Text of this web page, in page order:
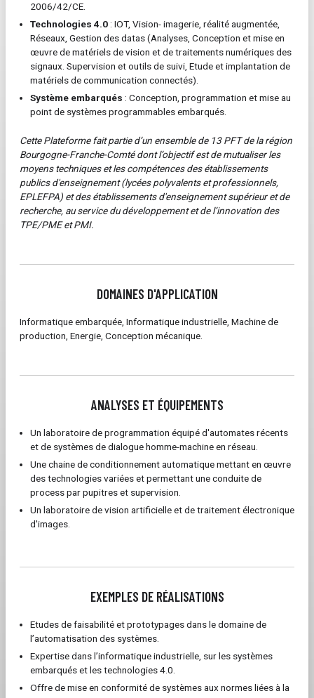
2006/42/CE.
Technologies 4.0 : IOT, Vision- imagerie, réalité augmentée,
Réseaux, Gestion des datas (Analyses, Conception et mise en
œuvre de matériels de vision et de traitements numériques des
signaux. Supervision et outils de suivi, Etude et implantation de
matériels de communication connectés).
Système embarqués : Conception, programmation et mise au
point de systèmes programmables embarqués.
Cette Plateforme fait partie d’un ensemble de 13 PFT de la région
Bourgogne-Franche-Comté dont l’objectif est de mutualiser les
moyens techniques et les compétences des établissements
publics d'enseignement (lycées polyvalents et professionnels,
EPLEFPA) et des établissements d'enseignement supérieur et de
recherche, au service du développement et de l’innovation des
TPE/PME et PMI.
DOMAINES D'APPLICATION
Informatique embarquée, Informatique industrielle, Machine de
production, Energie, Conception mécanique.
ANALYSES ET ÉQUIPEMENTS
Un laboratoire de programmation équipé d'automates récents
et de systèmes de dialogue homme-machine en réseau.
Une chaine de conditionnement automatique mettant en œuvre
des technologies variées et permettant une conduite de
process par pupitres et supervision.
Un laboratoire de vision artificielle et de traitement électronique
d'images.
EXEMPLES DE RÉALISATIONS
Etudes de faisabilité et prototypages dans le domaine de
l’automatisation des systèmes.
Expertise dans l’informatique industrielle, sur les systèmes
embarqués et les technologies 4.0.
Offre de mise en conformité de systèmes aux normes liées à la